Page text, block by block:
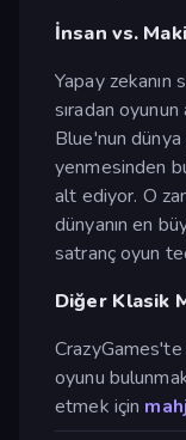
İnsan vs.
Yapay
sıradan
Blue'nun
yenmesinden
alt ediyor. O
dünyanın en
satranç oyun
Diğer Klasik
CrazyGames'te
oyunu
etmek için